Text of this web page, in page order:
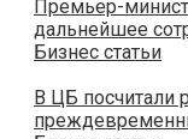
Премьер-
дальнейшее
Бизнес статьи
В ЦБ посчитали